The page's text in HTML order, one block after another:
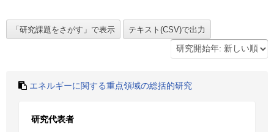
エネルギーに関する重点領域の総括的研究
研究代表者